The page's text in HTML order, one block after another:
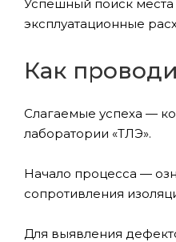
Успешный поиск места
эксплуатационные
Как
Слагаемые успеха —
лаборатории «ТЛЭ».
Начало процесса —
сопротивления
Для выявления